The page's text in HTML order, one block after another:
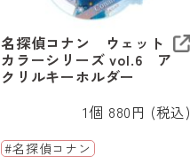
名探偵コナン ウェット
カラーシリーズ vol.6 ア
クリルキーホルダー
1個 880円 (税込)
#名探偵コナン